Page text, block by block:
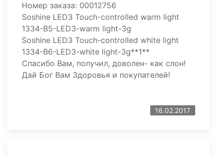
Номер заказа: 00012756
Soshine LED3 Touch-controlled warm light
1334-B5-LED3-warm light-3g
Soshine LED3 Touch-controlled white light
1334-B6-LED3-white light-3g**1**
Спасибо Вам, получил, доволен- как слон!
Дай Бог Вам Здоровья и покупателей!
16.02.2017